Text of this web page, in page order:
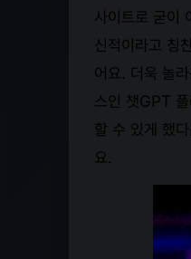
사이트로 굳이
신적이라고 칭
어요. 더욱 놀
스인 챗GPT
할 수 있게 했
요.